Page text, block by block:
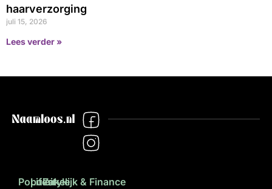
haarverzorging
juli 15, 2026
Lees verder »
Populair
Lifestyle
Zakelijk & Finance